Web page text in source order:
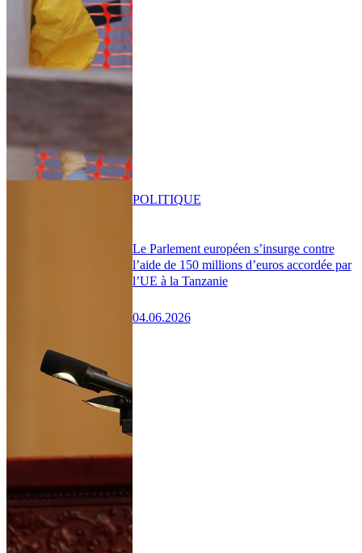
Le Parlement européen s’insurge contre
l’aide de 150 millions d’euros accordée par
l’UE à la Tanzanie
04.06.2026
POLITIQUE